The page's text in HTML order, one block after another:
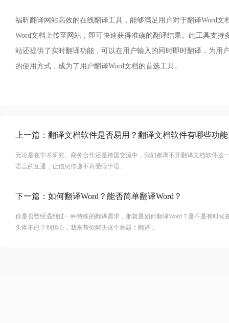
福昕翻译网站高效的在线翻译工具，能够满足用户对于翻译Word
Word文档上传至网站，即可快速获得准确的翻译结果。此工具支
站还提供了实时翻译功能，可以在用户输入的同时即时翻译，为
的使用方式，成为了用户翻译Word文档的首选工具。
上一篇： 翻译文档软件是否易用？翻译文档软件有哪些功
无论是在学术研究、商务合作还是跨国交流中，我们都离不开翻译文档软件这
语言的互通，让信息传递不再受限于语...
下一篇： 如何翻译Word？能否简单翻译Word？
你是否曾经遇到过一种特殊的翻译需求，那就是如何翻译Word？是不是有时候
头疼不已？别担心，我来帮你解决这个难题！翻译...